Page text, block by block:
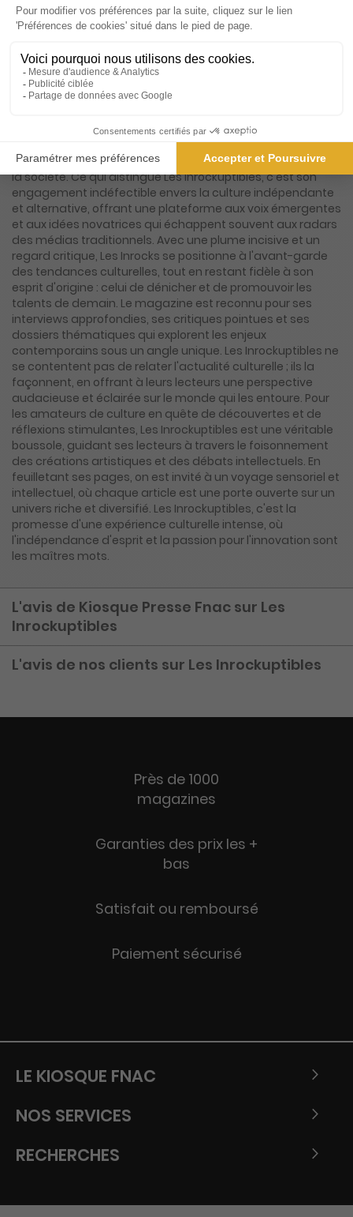
Les Inrockuptibles, souvent surnommé "Les Inrocks", est
bien plus qu'un simple magazine ; c'est une institution
culturelle qui a su captiver et inspirer des générations de
lecteurs depuis sa création en 1986. Initialement lancé
comme un mensuel dédié à la musique rock
champ d'action pour devenir un bimensuel incontournable,
couvrant un large éventail de sujets allant de la musique
au cinéma, en passant par la littérature, les arts visuels et
la société. Ce qui distingue Les Inrockuptibles, c'est son
engagement indéfectible envers la culture indépendante
et alternative, offrant une plateforme aux voix émergentes
et aux idées novatrices qui échappent souvent aux radars
des médias traditionnels. Avec une plume incisive et un
regard critique, Les Inrocks se positionne à l'avant-garde
des tendances culturelles, tout en restant fidèle à son
esprit d'origine : celui de dénicher et de promouvoir les
talents de demain. Le magazine est reconnu pour ses
interviews approfondies, ses critiques pointues et ses
dossiers thématiques qui explorent les enjeux
contemporains sous un angle unique. Les Inrockuptibles ne
se contentent pas de relater l'actualité culturelle ; ils la
façonnent, en offrant à leurs lecteurs une perspective
audacieuse et éclairée sur le monde qui les entoure. Pour
les amateurs de culture en quête de découvertes et de
réflexions stimulantes, Les Inrockuptibles est une véritable
boussole, guidant ses lecteurs à travers le foisonnement
des créations artistiques et des débats intellectuels. En
feuilletant ses pages, on est invité à un voyage sensoriel et
intellectuel, où chaque article est une porte ouverte sur un
univers riche et diversifié. Les Inrockuptibles, c'est la
promesse d'une expérience culturelle intense, où
l'indépendance d'esprit et la passion pour l'innovation sont
les maîtres mots.
L'avis de Kiosque Presse Fnac sur Les
Inrockuptibles
L'avis de nos clients sur Les Inrockuptibles
Près de 1000
magazines
Garanties des prix les +
bas
Satisfait ou remboursé
Paiement sécurisé
LE KIOSQUE FNAC
NOS SERVICES
RECHERCHES